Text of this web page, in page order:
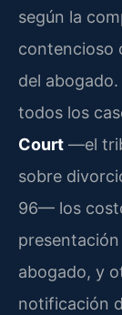
según la
contencioso
del
todos los
Court —el
sobre
96— los
abogado, y
notificación